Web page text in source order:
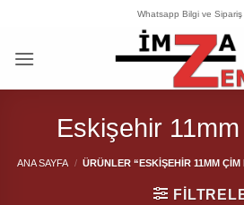
Whatsapp Bilgi ve Sipariş
Eskişehir 11mm
ANA SAYFA / ÜRÜNLER “ESKIŞEHIR 11MM